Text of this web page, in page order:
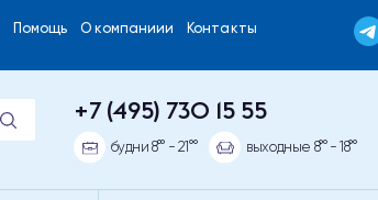
Помощь О компаниии Контакты
+7 (495) 730 15 55
будни 8°° - 21°° выходные 8°° - 18°°